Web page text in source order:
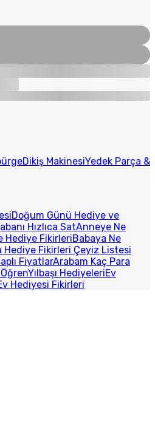
Dikiş MakinesiYedek Parça &
Doğum Günü Hediye ve
Hızlıca SatAnneye Ne
Hediye FikirleriBabaya Ne
Hediye Fikirleri Çeyiz Listesi
FiyatlarArabam Kaç Para
Yılbaşı HediyeleriEv
Hediyesi Fikirleri